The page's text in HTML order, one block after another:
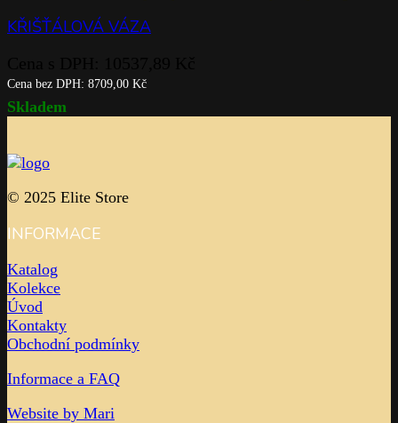
KŘIŠŤÁLOVÁ VÁZA
Cena bez DPH: 8709,00 Kč
Skladem
© 2025 Elite Store
INFORMACE
Katalog
Kolekce
Úvod
Kontakty
Obchodní podmínky
Informace a FAQ
Website by Mari